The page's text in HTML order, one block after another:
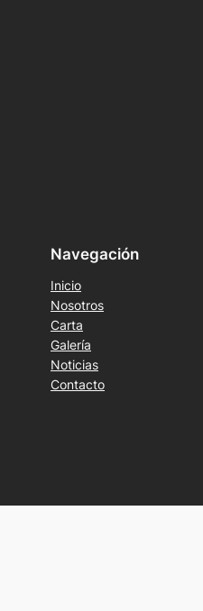
Navegación
Inicio
Nosotros
Carta
Galería
Noticias
Contacto